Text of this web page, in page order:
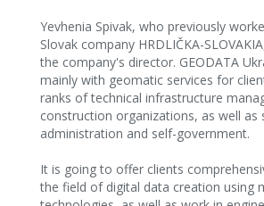
Yevhenia Spivak, who previously
Slovak company HRDLIČKA-
the company's director. GEODATA
mainly with geomatic services for
ranks of technical infrastructure
construction organizations, as well as
administration and self-government.
It is going to offer clients
the field of digital data creation using